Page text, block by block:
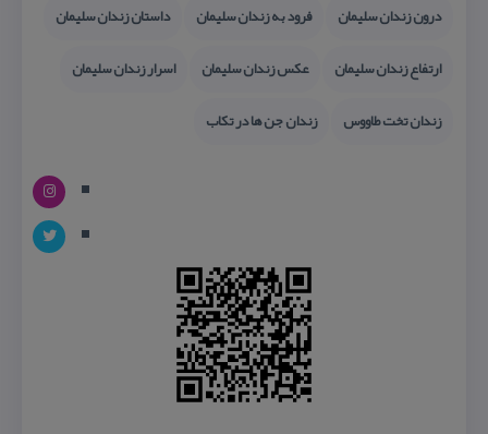
درون زندان سلیمان فرود به زندان سلیمان
داستان زندان سلیمان
ارتفاع زندان سلیمان
عكس زندان سلیمان
اسرار زندان سلیمان
زندان تخت طاووس
زندان جن ها در تكاب